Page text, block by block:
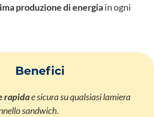
produzione di energiain ogni
Benefici
rapidae sicura su qualsiasi lamiera
sandwich.